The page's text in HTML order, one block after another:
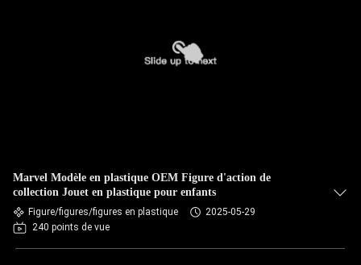
Marvel Modèle en plastique OEM Figure d'action de
collection Jouet en plastique pour enfants
Figure/figures/figures en plastique
2025-05-29
240 points de vue